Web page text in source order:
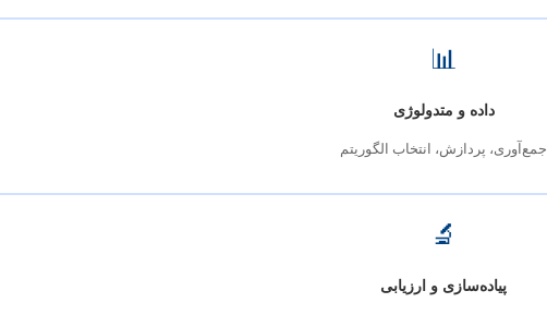
📊
داده و متدولوژی
جمع‌آوری، پردازش، انتخاب الگوریتم
🔬
پیاده‌سازی و ارزیابی